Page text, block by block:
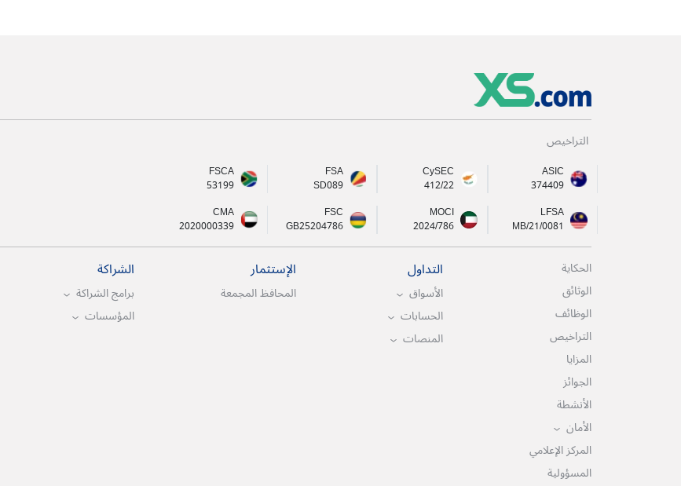
التراخيص
ASIC
374409
CySEC
412/22
FSA
SD089
FSCA
53199
LFSA
MB/21/0081
MOCI
2024/786
FSC
GB25204786
CMA
2020000339
الحكاية
الوثائق
الوظائف
التراخيص
المزايا
الجوائز
الأنشطة
الأمان
المركز الإعلامي
المسؤولية
التداول
الأسواق
الحسابات
المنصات
الإستثمار
المحافظ المجمعة
الشراكة
برامج الشراكة
المؤسسات